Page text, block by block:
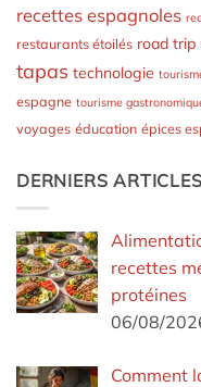
recettes espagnoles
restaurants étoilés road trip
tapas technologie
espagne tourisme
voyages éducation épices
DERNIERS ARTICLES
recettes
protéines
06/08/
Comment